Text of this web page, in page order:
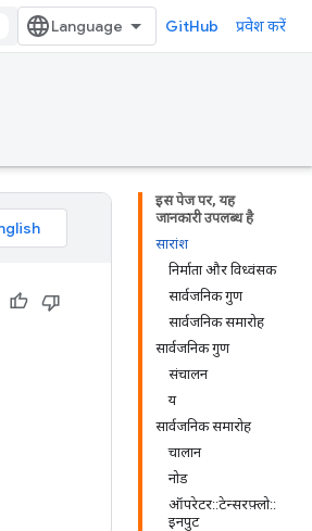
GitHub प्रवेश करें
इस पेज पर, यह
जानकारी उपलब्ध है
सारांश
निर्माता और विध्वंसक
सार्वजनिक गुण
सार्वजनिक समारोह
सार्वजनिक गुण
संचालन
य
सार्वजनिक समारोह
चालान
नोड
ऑपरेटर::टेन्सरफ़्लो::
इनपुट